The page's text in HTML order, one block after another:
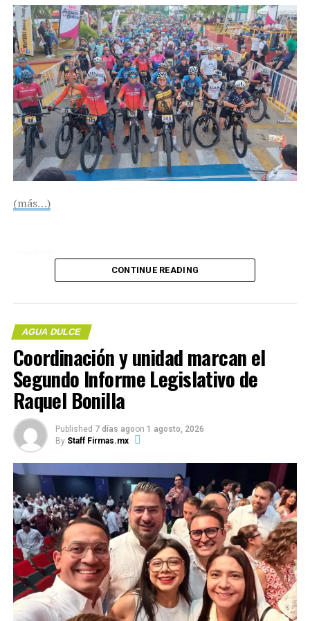
con anterioridad, obteniendo así el título de“Señorita
Independencia 2019”que estará representando a la
ciudad de Agua Dulce durante las próximas fiestas
patrias del 14 al 16 de septiembre.
Compártelo:
Me gusta esto:
COMPARTE ESTA INFORMACIÓN
COMPARTE ESTA INFORMACIÓN
(más…)
Me gusta esto:
COMPARTE ESTA INFORMACIÓN
CONTINUE READING
AGUA DULCE
Coordinación y unidad marcan el
Segundo Informe Legislativo de
Raquel Bonilla
Published 7 días agoon 1 agosto, 2026
By Staff Firmas.mx